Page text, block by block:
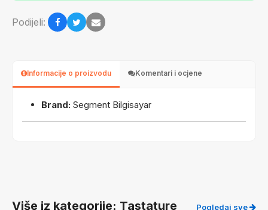
Podijeli:
Informacije o proizvodu Komentari i ocjene
Brand: Segment Bilgisayar
Više iz kategorije: Tastature Pogledaj sve